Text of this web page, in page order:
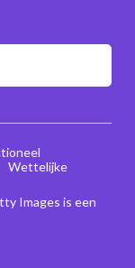
Images is een
Wettelijke